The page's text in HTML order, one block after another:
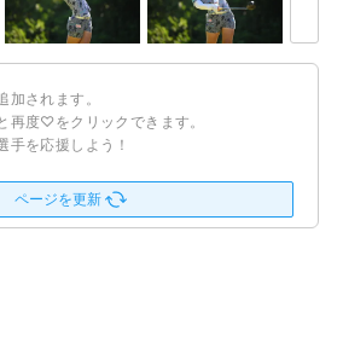
加されます。
再度♡をクリックできます。
手を応援しよう！
ページを更新